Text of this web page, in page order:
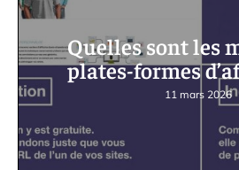
Quelles sont les
plates-formes
11 mars 2026